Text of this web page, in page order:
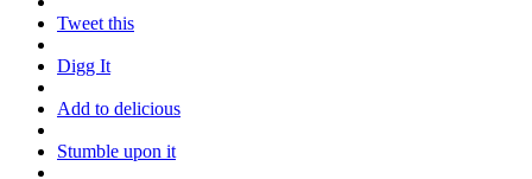
Tweet this
Digg It
Add to delicious
Stumble upon it